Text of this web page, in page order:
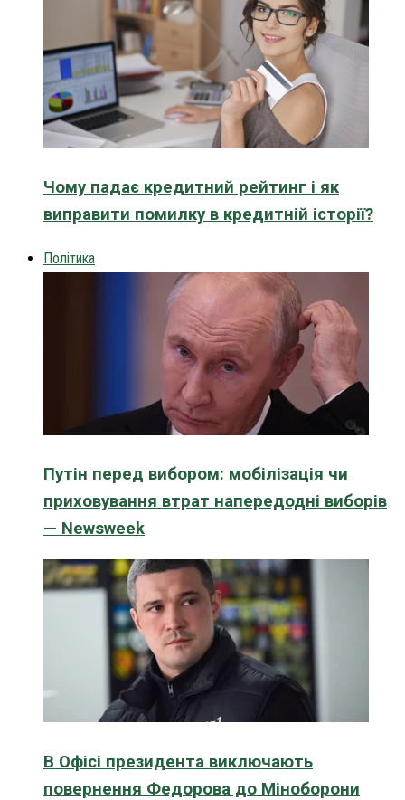
Чому падає кредитний рейтинг і як
виправити помилку в кредитній історії?
Політика
Путін перед вибором: мобілізація чи
приховування втрат напередодні виборів
— Newsweek
В Офісі президента виключають
повернення Федорова до Міноборони